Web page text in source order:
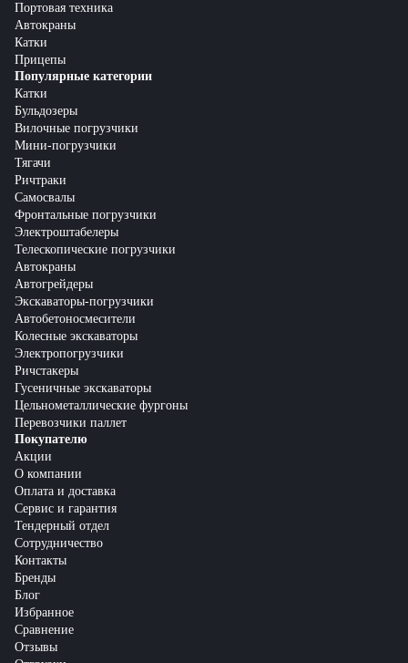
Портовая техника
Автокраны
Катки
Прицепы
Популярные категории
Катки
Бульдозеры
Вилочные погрузчики
Мини-погрузчики
Тягачи
Ричтраки
Самосвалы
Фронтальные погрузчики
Электроштабелеры
Телескопические погрузчики
Автокраны
Автогрейдеры
Экскаваторы-погрузчики
Автобетоносмесители
Колесные экскаваторы
Электропогрузчики
Ричстакеры
Гусеничные экскаваторы
Цельнометаллические фургоны
Перевозчики паллет
Покупателю
Акции
О компании
Оплата и доставка
Сервис и гарантия
Тендерный отдел
Сотрудничество
Контакты
Бренды
Блог
Избранное
Сравнение
Отзывы